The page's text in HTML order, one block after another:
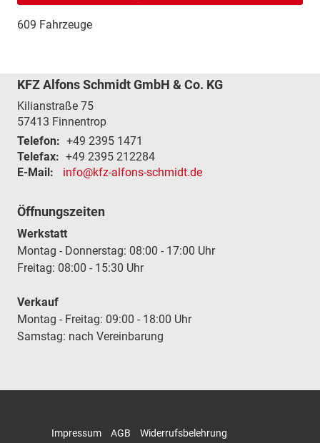
609 Fahrzeuge
KFZ Alfons Schmidt GmbH & Co. KG
Kilianstraße 75
57413 Finnentrop
Telefon: +49 2395 1471
Telefax: +49 2395 212284
E-Mail:
info@kfz-alfons-schmidt.de
Öffnungszeiten
Werkstatt
Montag - Donnerstag: 08:00 - 17:00 Uhr
Freitag: 08:00 - 15:30 Uhr
Verkauf
Montag - Freitag: 09:00 - 18:00 Uhr
Samstag: nach Vereinbarung
Impressum AGB Widerrufsbelehrung